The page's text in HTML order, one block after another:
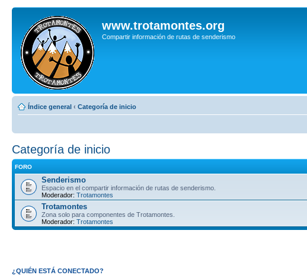
www.trotamontes.org
Compartir información de rutas de senderismo
Índice general ‹ Categoría de inicio
Categoría de inicio
FORO
Senderismo
Espacio en el compartir información de rutas de senderismo.
Moderador: Trotamontes
Trotamontes
Zona solo para componentes de Trotamontes.
Moderador: Trotamontes
¿QUIÉN ESTÁ CONECTADO?